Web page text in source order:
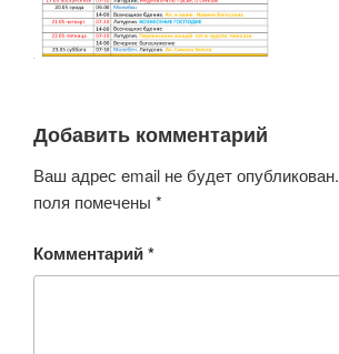
Добавить комментарий
Ваш адрес email не будет опубликован.
поля помечены *
Комментарий*